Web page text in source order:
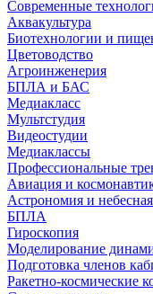
Современные
Аквакультура
Биотехнологии и
Цветоводство
Агроинженерия
БПЛА и БАС
Медиакласс
Мультстудия
Видеостудии
Медиаклассы
Профессиональные
Авиация и
Астрономия и
БПЛА
Гироскопия
Моделирование
Подготовка членов
Ракетно-космические